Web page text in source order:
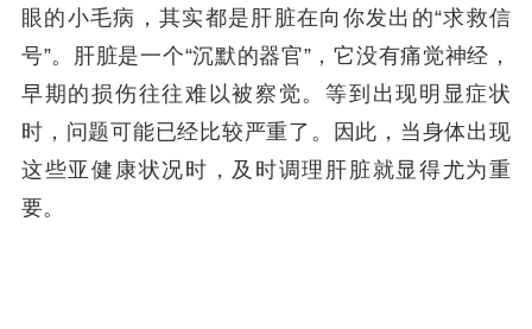
眼的小毛病，其实都是肝脏在向你发出的“求救信
号”。肝脏是一个“沉默的器官”，它没有痛觉神经，
早期的损伤往往难以被察觉。等到出现明显症状
时，问题可能已经比较严重了。因此，当身体出现
这些亚健康状况时，及时调理肝脏就显得尤为重
要。